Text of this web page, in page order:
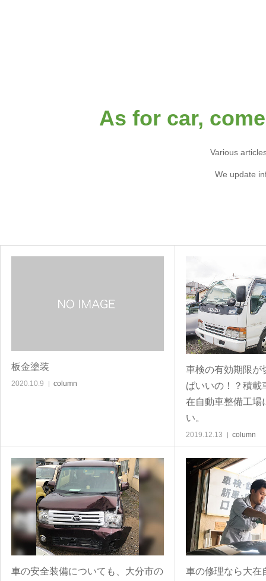
As for car,
Various
We update
板金塗装
2020.10.9 column
車検の有効期限が
ばいいの！？積載
在自動車整備工場
い。
2019.12.13 column
車の安全装備についても、大分市の
車の修理なら大在